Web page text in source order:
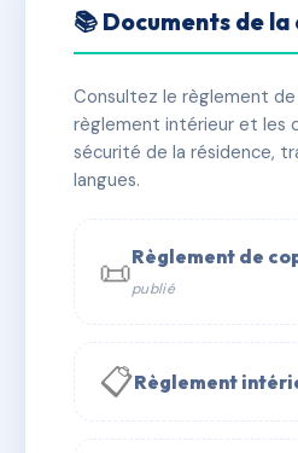
23 RUE ABBE
✓ Immatriculée 🏠 9 lots
📞 Contacter Syndic Digital
📚 Documents de
Consultez le règlement
règlement intérieur et les
sécurité de la résidence,
langues.
📜Règlement de
publié
📋Règlement